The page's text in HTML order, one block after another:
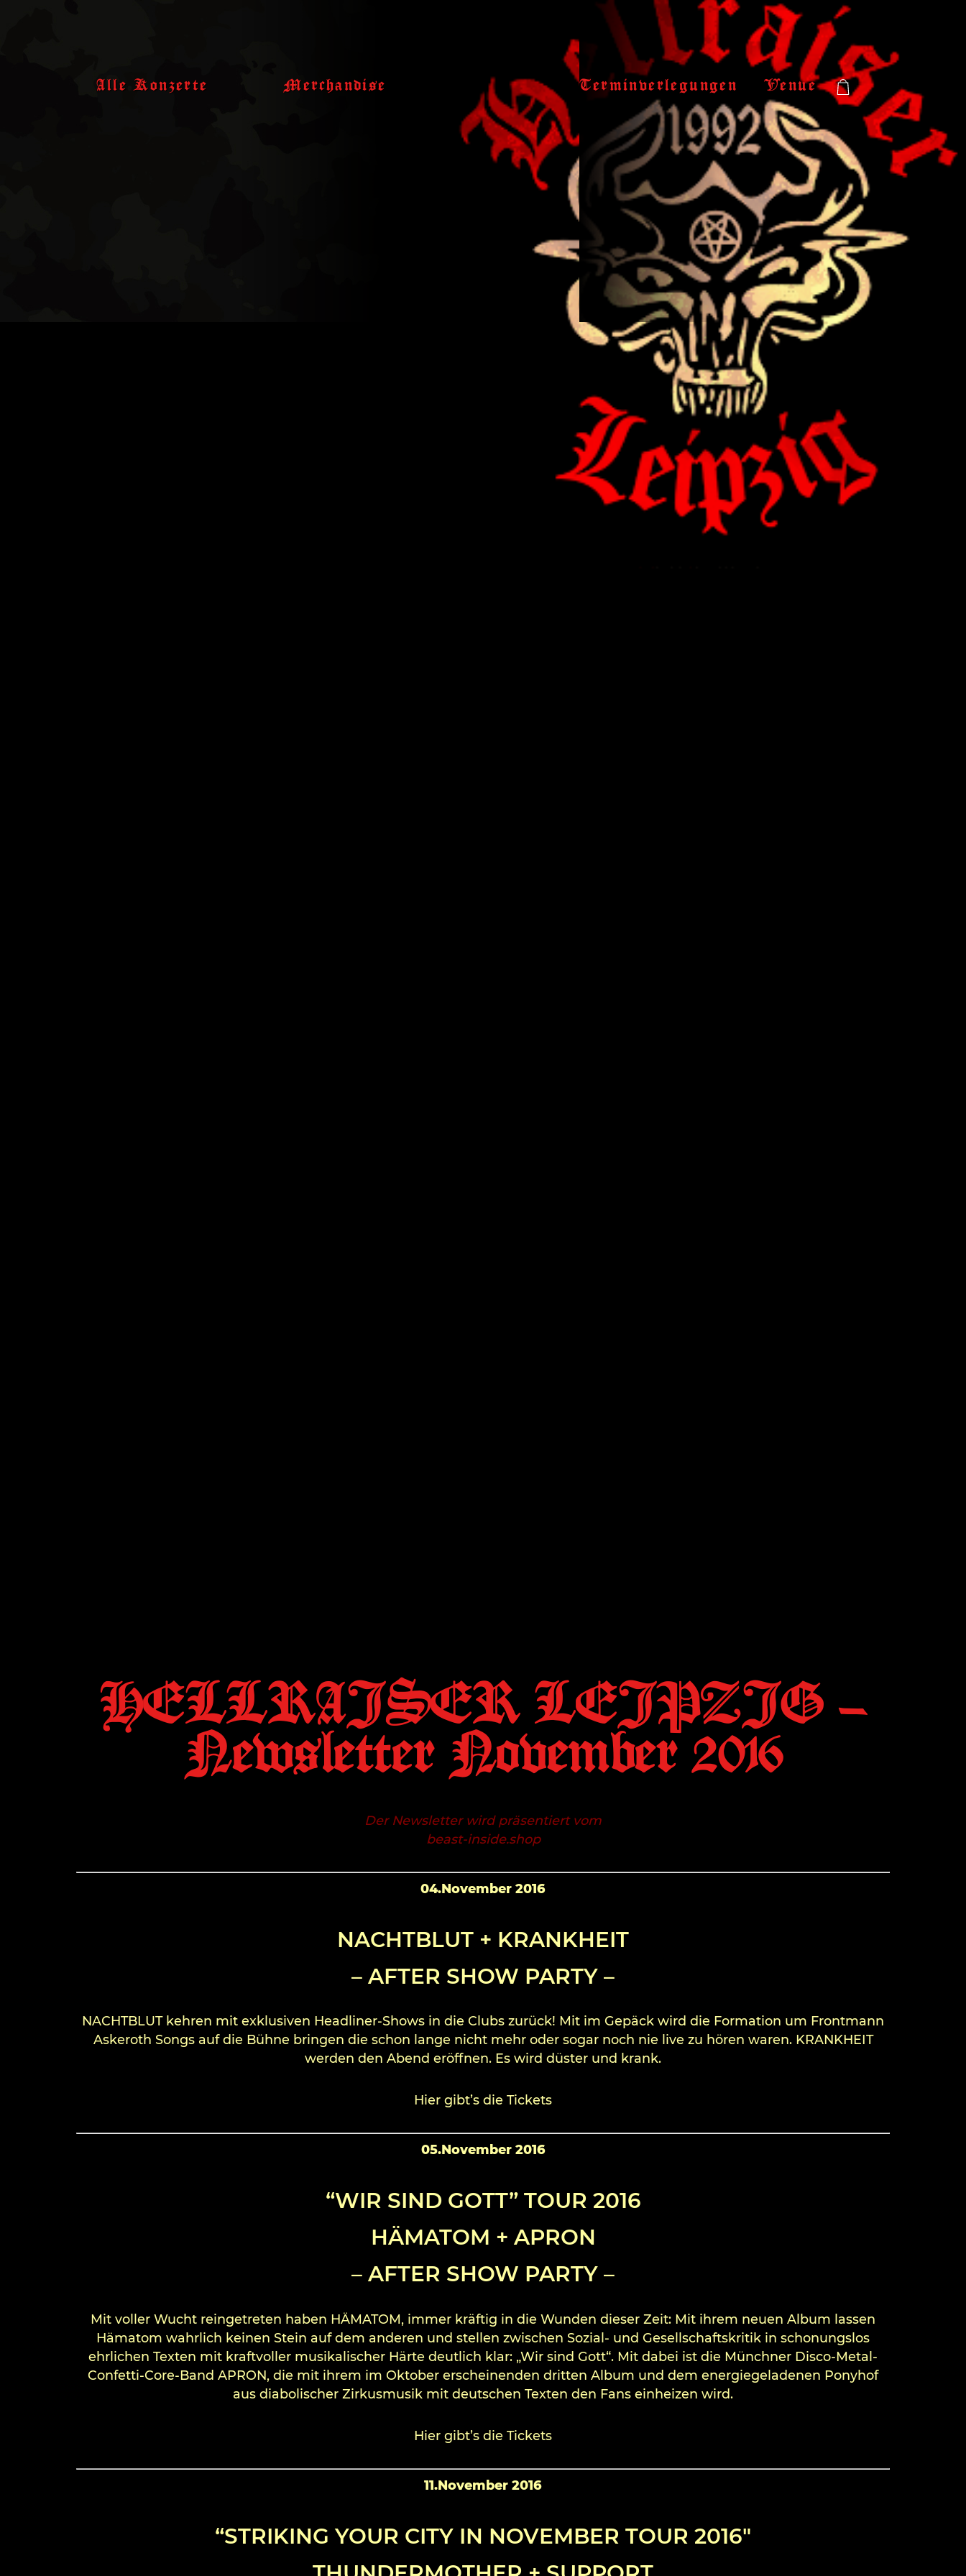
Alle Konzerte Merchandise Terminverlegungen Venue
HELLRAISER LEIPZIG –
Newsletter November 2016
Der Newsletter wird präsentiert vom
beast-inside.shop
04.November 2016
NACHTBLUT + KRANKHEIT
– AFTER SHOW PARTY –
NACHTBLUT kehren mit exklusiven Headliner-Shows in die Clubs zurück! Mit im Gepäck wird die Formation um Frontmann
Askeroth Songs auf die Bühne bringen die schon lange nicht mehr oder sogar noch nie live zu hören waren. KRANKHEIT
werden den Abend eröffnen. Es wird düster und krank.
Hier gibt’s die Tickets
05.November 2016
“WIR SIND GOTT” TOUR 2016
HÄMATOM + APRON
– AFTER SHOW PARTY –
Mit voller Wucht reingetreten haben HÄMATOM, immer kräftig in die Wunden dieser Zeit: Mit ihrem neuen Album lassen
Hämatom wahrlich keinen Stein auf dem anderen und stellen zwischen Sozial- und Gesellschaftskritik in schonungslos
ehrlichen Texten mit kraftvoller musikalischer Härte deutlich klar: „Wir sind Gott“. Mit dabei ist die Münchner Disco-Metal-
Confetti-Core-Band APRON, die mit ihrem im Oktober erscheinenden dritten Album und dem energiegeladenen Ponyhof
aus diabolischer Zirkusmusik mit deutschen Texten den Fans einheizen wird.
Hier gibt’s die Tickets
11.November 2016
“STRIKING YOUR CITY IN NOVEMBER TOUR 2016″